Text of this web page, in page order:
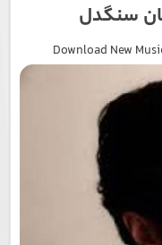
سنگدل
Download New